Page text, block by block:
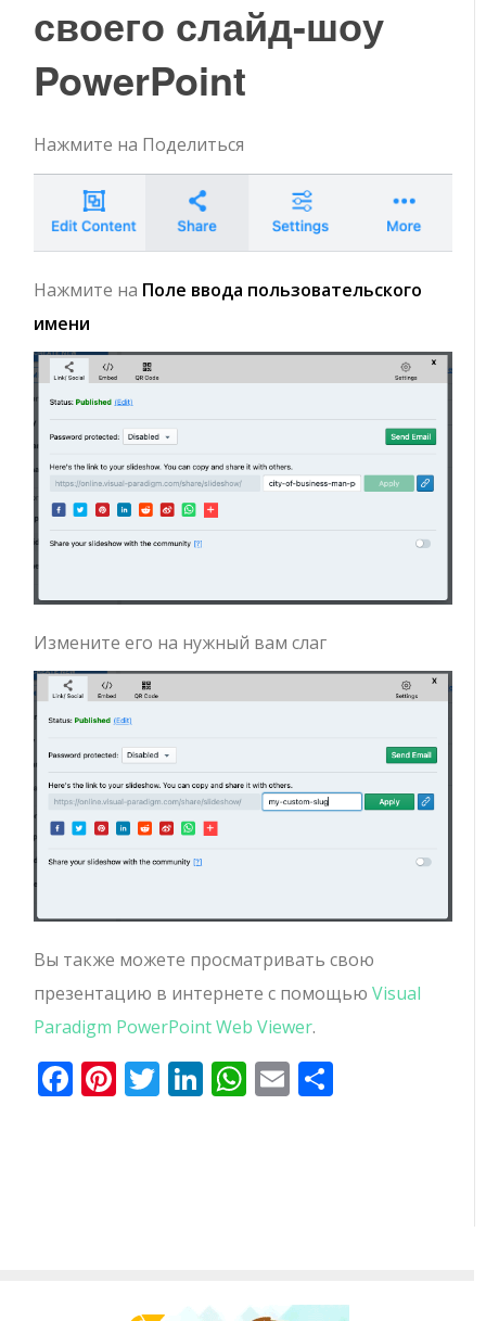
своего слайд-шоу
PowerPoint
Нажмите на Поделиться
Нажмите на Поле ввода пользовательского
имени
Измените его на нужный вам слаг
Вы также можете просматривать свою
презентацию в интернете с помощьюVisual
Paradigm PowerPoint Web Viewer.
Facebook
Pinterest
Twitter
LinkedIn
WhatsApp
Email